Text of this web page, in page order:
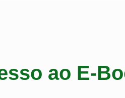
ao E-